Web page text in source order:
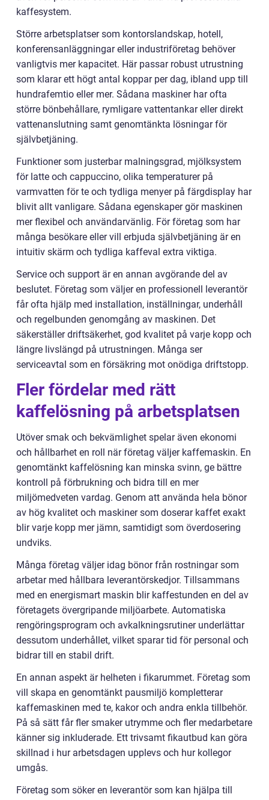
kaffesystem.
Större arbetsplatser som kontorslandskap, hotell,
konferensanläggningar eller industriföretag behöver
vanligtvis mer kapacitet. Här passar robust utrustning
som klarar ett högt antal koppar per dag, ibland upp till
hundrafemtio eller mer. Sådana maskiner har ofta
större bönbehållare, rymligare vattentankar eller direkt
vattenanslutning samt genomtänkta lösningar för
självbetjäning.
Funktioner som justerbar malningsgrad, mjölksystem
för latte och cappuccino, olika temperaturer på
varmvatten för te och tydliga menyer på färgdisplay har
blivit allt vanligare. Sådana egenskaper gör maskinen
mer flexibel och användarvänlig. För företag som har
många besökare eller vill erbjuda självbetjäning är en
intuitiv skärm och tydliga kaffeval extra viktiga.
Service och support är en annan avgörande del av
beslutet. Företag som väljer en professionell leverantör
får ofta hjälp med installation, inställningar, underhåll
och regelbunden genomgång av maskinen. Det
säkerställer driftsäkerhet, god kvalitet på varje kopp och
längre livslängd på utrustningen. Många ser
serviceavtal som en försäkring mot onödiga driftstopp.
Fler fördelar med rätt
kaffelösning på arbetsplatsen
Utöver smak och bekvämlighet spelar även ekonomi
och hållbarhet en roll när företag väljer kaffemaskin. En
genomtänkt kaffelösning kan minska svinn, ge bättre
kontroll på förbrukning och bidra till en mer
miljömedveten vardag. Genom att använda hela bönor
av hög kvalitet och maskiner som doserar kaffet exakt
blir varje kopp mer jämn, samtidigt som överdosering
undviks.
Många företag väljer idag bönor från rostningar som
arbetar med hållbara leverantörskedjor. Tillsammans
med en energismart maskin blir kaffestunden en del av
företagets övergripande miljöarbete. Automatiska
rengöringsprogram och avkalkningsrutiner underlättar
dessutom underhållet, vilket sparar tid för personal och
bidrar till en stabil drift.
En annan aspekt är helheten i fikarummet. Företag som
vill skapa en genomtänkt pausmiljö kompletterar
kaffemaskinen med te, kakor och andra enkla tillbehör.
På så sätt får fler smaker utrymme och fler medarbetare
känner sig inkluderade. Ett trivsamt fikautbud kan göra
skillnad i hur arbetsdagen upplevs och hur kollegor
umgås.
Företag som söker en leverantör som kan hjälpa till